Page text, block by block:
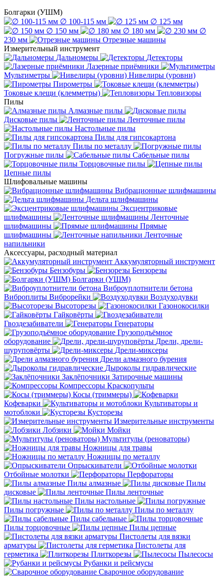
Болгарки (УШМ)
∅ 100-115 мм
∅ 125 мм
∅ 150 мм
∅ 180 мм
∅
230 мм
Отрезные машины
Измерительный инструмент
Дальномеры
Детекторы
Лазерные приёмники
Мультиметры
Нивелиры (уровни)
Пирометры
Токовые клещи (клемметры)
Тепловизоры
Пилы
Алмазные пилы
Дисковые пилы
Ленточные пилы
Настольные пилы
Пилы для гипсокартона
Пилы по металлу
Погружные пилы
Сабельные пилы
Торцовочные пилы
Цепные пилы
Шлифовальные машины
Вибрационные шлифмашины
Дельта шлифмашины
Эксцентриковые
шлифмашины
Ленточные
шлифмашины
Прямые
шлифмашины
Ленточные
напильники
Аксессуары, расходный материал
Аккумуляторный инструмент
Бензобуры
Бензорезы
Болгарки (УШМ)
Виброуплотнители бетона
Виброплиты Виброрейки
Воздуходувки
Высоторезы
Газонокосилки
Гайковёрты
Гвоздезабиватели
Генераторы
Грузоподъёмное
оборудование
Дрели, дрели-
шуруповёрты
Дрели-миксеры
Дрели алмазного бурения
Дыроколы гидравлические
Заклёпочники Затирочные машины
Компрессоры Краскопульты
Косы (триммеры)
Кофеварки
Культиваторы и
мотоблоки
Кусторезы
Измерительные инструменты
Лобзики
Мойки
Мультитулы (реноваторы)
Ножницы для травы
Ножницы по металлу
Опрыскиватели
Отбойные молотки
Перфораторы
Пилы алмазные
Пилы
дисковые
Пилы ленточные
Пилы настольные
Пилы погружные
Пилы по металлу
Пилы сабельные
Пилы торцовочные
Пилы цепные
Пистолеты для вязки
арматуры
Пистолеты для
герметика
Плиткорезы
Пылесосы
Рубанки и рейсмусы
Сварочное оборудование